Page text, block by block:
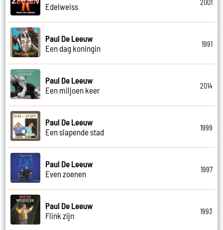
Edelweiss
2001
Paul De Leeuw
Een dag koningin
1991
Paul De Leeuw
Een miljoen keer
2014
Paul De Leeuw
Een slapende stad
1999
Paul De Leeuw
Even zoenen
1997
Paul De Leeuw
Flink zijn
1993